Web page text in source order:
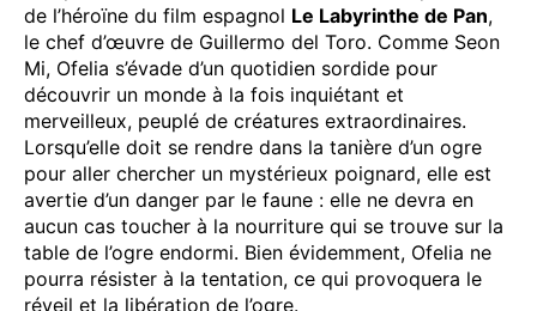
de l’héroïne du film espagnol Le Labyrinthe de Pan,
le chef d’œuvre de Guillermo del Toro. Comme Seon
Mi, Ofelia s’évade d’un quotidien sordide pour
découvrir un monde à la fois inquiétant et
merveilleux, peuplé de créatures extraordinaires.
Lorsqu’elle doit se rendre dans la tanière d’un ogre
pour aller chercher un mystérieux poignard, elle est
avertie d’un danger par le faune : elle ne devra en
aucun cas toucher à la nourriture qui se trouve sur la
table de l’ogre endormi. Bien évidemment, Ofelia ne
pourra résister à la tentation, ce qui provoquera le
réveil et la libération de l’ogre.